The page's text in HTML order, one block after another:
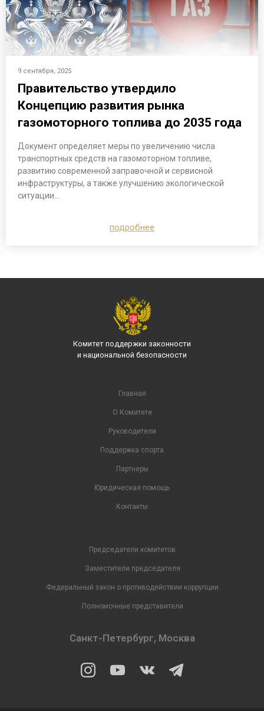
9 сентября, 2025
Правительство утвердило
Концепцию развития рынка
газомоторного топлива до 2035 года
Документ определяет меры по увеличению числа
транспортных средств на газомоторном топливе,
развитию современной заправочной и сервисной
инфраструктуры, а также улучшению экологической
ситуации…
подробнее
Комитет поддержки законности
и национальной безопасности
Главная
О Комитете
Руководители
Поддержка спорта
Партнеры
Юридическая помощь
Контакты
Председатели комитетов
Заместители председателя
Федеральный закон о противодействии коррупции
Полномочные представители
Санкт-Петербург, Москва